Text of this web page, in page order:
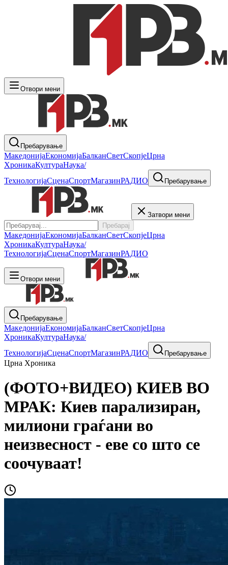
Отвори мени
Пребарување
МакедонијаЕкономијаБалканСветСкопјеЦрна
ХроникаКултураНаука/
ТехнологијаСценаСпортМагазинРАДИО Пребарување
Затвори мени
Пребарај
МакедонијаЕкономијаБалканСветСкопјеЦрна
ХроникаКултураНаука/
ТехнологијаСценаСпортМагазинРАДИО
Отвори мени
Пребарување
МакедонијаЕкономијаБалканСветСкопјеЦрна
ХроникаКултураНаука/
ТехнологијаСценаСпортМагазинРАДИО Пребарување
Црна Хроника
(ФОТО+ВИДЕО) КИЕВ ВО
МРАК: Киев парализиран,
милиони граѓани во
неизвесност - еве со што се
соочуваат!